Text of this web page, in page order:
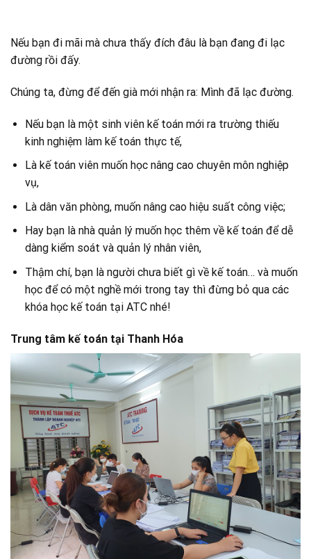
Nếu bạn đi mãi mà chưa thấy đích đâu là bạn đang đi lạc
đường rồi đấy.
Chúng ta, đừng để đến già mới nhận ra: Mình đã lạc đường.
Nếu bạn là một sinh viên kế toán mới ra trường thiếu
kinh nghiệm làm kế toán thực tế,
Là kế toán viên muốn học nâng cao chuyên môn nghiệp
vụ,
Là dân văn phòng, muốn nâng cao hiệu suất công việc;
Hay bạn là nhà quản lý muốn học thêm về kế toán để dễ
dàng kiểm soát và quản lý nhân viên,
Thậm chí, bạn là người chưa biết gì về kế toán… và muốn
học để có một nghề mới trong tay thì đừng bỏ qua các
khóa học kế toán tại ATC nhé!
Trung tâm kế toán tại Thanh Hóa